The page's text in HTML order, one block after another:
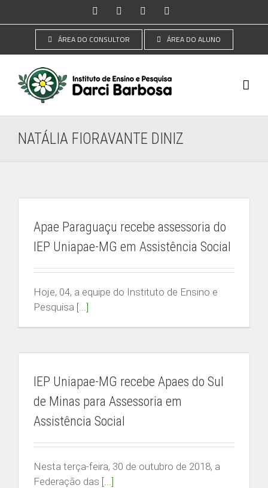
para
conteúdo
InstagramFacebookYouTube
ÁREA DO CONSULTOR ÁREA DO ALUNO
NATÁLIA FIORAVANTE DINIZ
Apae Paraguaçu recebe assessoria do
IEP Uniapae-MG em Assistência Social
Hoje, 04, a equipe do Instituto de Ensino e
Pesquisa [...]
IEP Uniapae-MG recebe Apaes do Sul
de Minas para Assessoria em
Assistência Social
Nesta terça-feira, 30 de outubro de 2018, a
Federação das [...]